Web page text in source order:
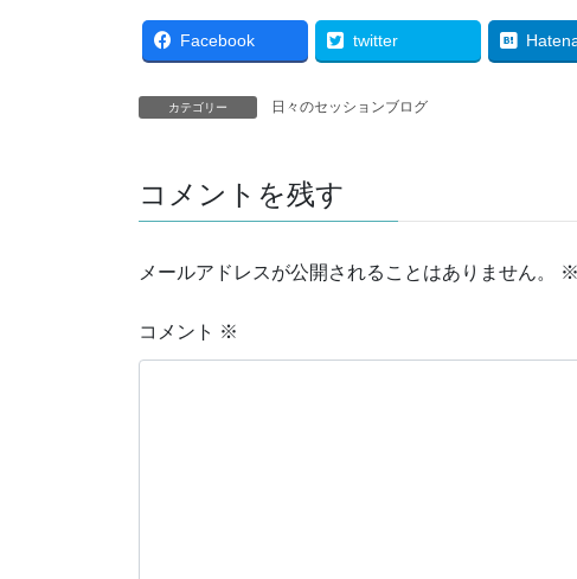
Facebook twitter
カテゴリー 日々のセッションブログ
コメントを残す
メールアドレスが公開されることはありません。 ※
コメント ※